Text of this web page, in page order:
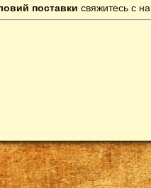
поставки свяжитесь с